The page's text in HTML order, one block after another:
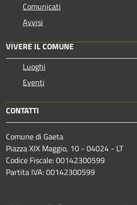
Comunicati
Avvisi
VIVERE IL COMUNE
Luoghi
Eventi
CONTATTI
Comune di Gaeta
Piazza XIX Maggio, 10 - 04024 - LT
Codice Fiscale: 00142300599
Partita IVA: 00142300599